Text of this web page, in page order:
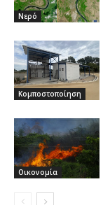
Νερό
Κομποστοποίηση
Οικονομία